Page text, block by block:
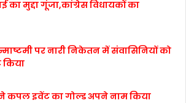
मुद्दा गूंजा,कांग्रेस विधायकों का
पर नारी निकेतन में संवासिनियों को
कपल इवेंट का गोल्ड अपने नाम किया